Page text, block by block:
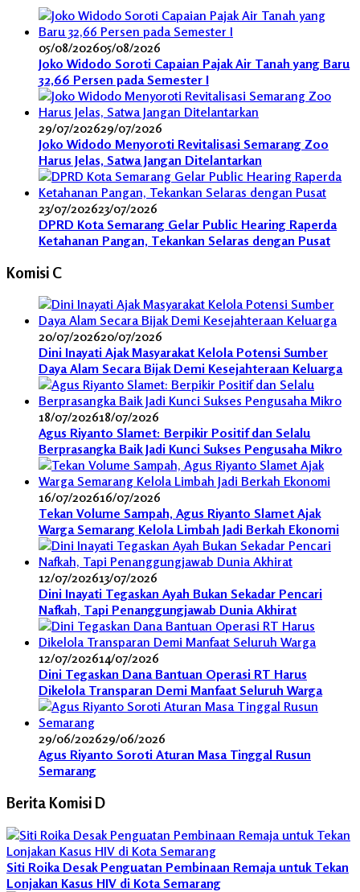
05/08/202605/08/2026
Joko Widodo Soroti Capaian Pajak Air Tanah yang Baru
32,66 Persen pada Semester I
29/07/202629/07/2026
Joko Widodo Menyoroti Revitalisasi Semarang Zoo
Harus Jelas, Satwa Jangan Ditelantarkan
23/07/202623/07/2026
DPRD Kota Semarang Gelar Public Hearing Raperda
Ketahanan Pangan, Tekankan Selaras dengan Pusat
Komisi C
20/07/202620/07/2026
Dini Inayati Ajak Masyarakat Kelola Potensi Sumber
Daya Alam Secara Bijak Demi Kesejahteraan Keluarga
18/07/202618/07/2026
Agus Riyanto Slamet: Berpikir Positif dan Selalu
Berprasangka Baik Jadi Kunci Sukses Pengusaha Mikro
16/07/202616/07/2026
Tekan Volume Sampah, Agus Riyanto Slamet Ajak
Warga Semarang Kelola Limbah Jadi Berkah Ekonomi
12/07/202613/07/2026
Dini Inayati Tegaskan Ayah Bukan Sekadar Pencari
Nafkah, Tapi Penanggungjawab Dunia Akhirat
12/07/202614/07/2026
Dini Tegaskan Dana Bantuan Operasi RT Harus
Dikelola Transparan Demi Manfaat Seluruh Warga
29/06/202629/06/2026
Agus Riyanto Soroti Aturan Masa Tinggal Rusun
Semarang
Berita Komisi D
Siti Roika Desak Penguatan Pembinaan Remaja untuk Tekan
Lonjakan Kasus HIV di Kota Semarang